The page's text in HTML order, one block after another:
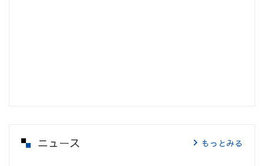
ニュース もっとみる